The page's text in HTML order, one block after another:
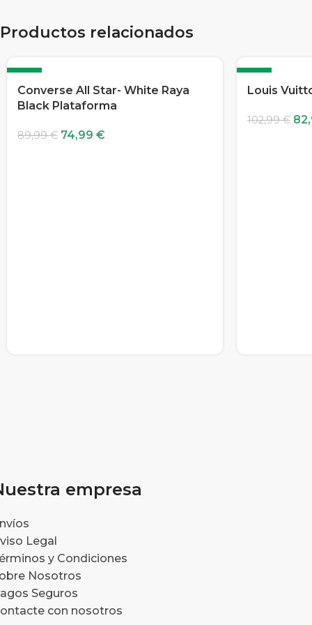
Productos relacionados
-17%
Converse All Star- White Raya
Black Plataforma
89,99€ 74,99 €
-19%
Louis
102,99€
empresa
Legal
y Condiciones
Nosotros
Seguros
con nosotros